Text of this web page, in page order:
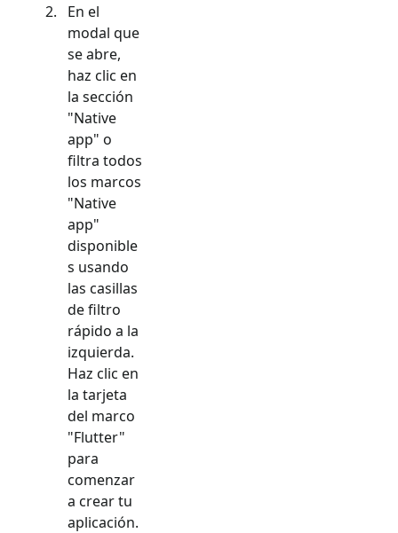
En el
modal que
se abre,
haz clic en
la sección
"Native
app" o
filtra todos
los marcos
"Native
app"
disponible
s usando
las casillas
de filtro
rápido a la
izquierda.
Haz clic en
la tarjeta
del marco
"Flutter"
para
comenzar
a crear tu
aplicación.